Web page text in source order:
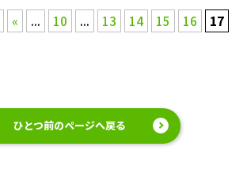
« ... 10 ... 13 14 15 16 17
ひとつ前のページへ戻る